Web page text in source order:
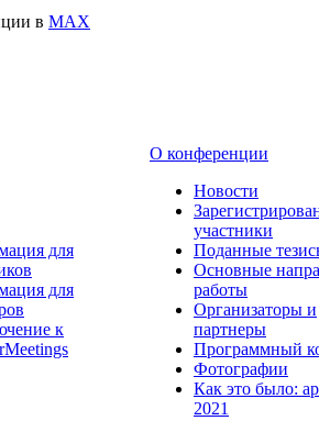
в МАХ
для
для
к
О конференции
Новости
участники
Поданные
Основные
работы
Организаторы и
партнеры
Программный
Фотографии
Как это было:
2021